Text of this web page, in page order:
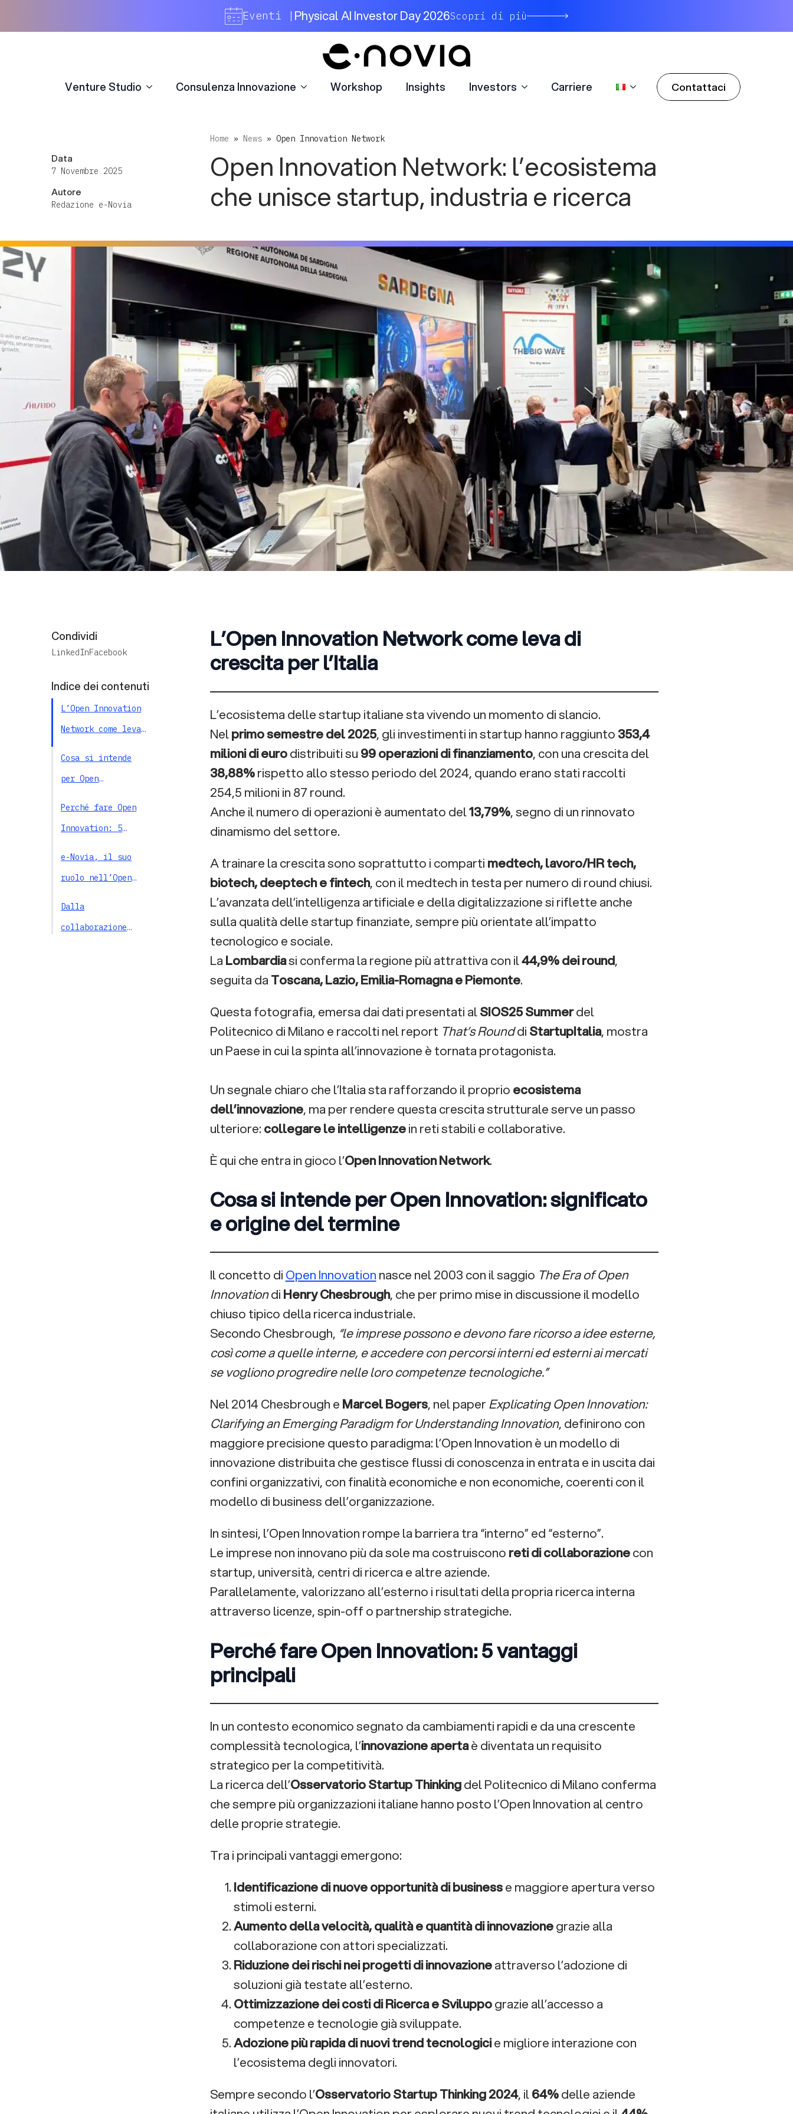
Eventi | Physical AI Investor Day 2026Scopri di più
Venture Studio Consulenza Innovazione Workshop Insights Investors Carriere Contattaci
Data
7 Novembre 2025
Autore
Redazione e-Novia
Home » News» Open Innovation Network
Open Innovation Network: l’ecosistema
che unisce startup, industria e ricerca
Condividi
LinkedInFacebook
Indice dei contenuti
L’Open Innovation
Network come leva
Cosa si intende
per Open
termine
Perché fare Open
Innovation: 5
e-Novia, il suo
ruolo nell’Open
Dalla
collaborazione
L’Open Innovation Network come leva di
crescita per l’Italia
L’ecosistema delle startup italiane sta vivendo un momento di slancio.
Nelprimo semestre del 2025, gli investimenti in startup hanno raggiunto 353,4
milioni di eurodistribuiti su 99 operazioni di finanziamento, con una crescita del
38,88%rispetto allo stesso periodo del 2024, quando erano stati raccolti
254,5 milioni in 87 round.
Anche il numero di operazioni è aumentato del13,79%, segno di un rinnovato
dinamismo del settore.
A trainare la crescita sono soprattutto i comparti medtech, lavoro/HR tech,
biotech, deeptech e fintech, con il medtech in testa per numero di round chiusi.
L’avanzata dell’intelligenza artificiale e della digitalizzazione si riflette anche
sulla qualità delle startup finanziate, sempre più orientate all’impatto
tecnologico e sociale.
La Lombardiasi conferma la regione più attrattiva con il44,9% dei round,
seguita da Toscana, Lazio, Emilia-Romagna e Piemonte.
Questa fotografia, emersa dai dati presentati alSIOS25 Summerdel
Politecnico di Milano e raccolti nel report That’s Rounddi StartupItalia, mostra
un Paese in cui la spinta all’innovazione è tornata protagonista.
Un segnale chiaro che l’Italia sta rafforzando il proprio ecosistema
dell’innovazione, ma per rendere questa crescita strutturale serve un passo
ulteriore: collegare le intelligenzein reti stabili e collaborative.
È qui che entra in gioco l’Open Innovation Network.
Cosa si intende per Open Innovation: significato
e origine del termine
Il concetto di Open Innovation nasce nel 2003 con il saggio The Era of Open
Innovationdi Henry Chesbrough, che per primo mise in discussione il modello
chiuso tipico della ricerca industriale.
Secondo Chesbrough, “le imprese possono e devono fare ricorso a idee esterne,
così come a quelle interne, e accedere con percorsi interni ed esterni ai mercati
se vogliono progredire nelle loro competenze tecnologiche.”
Nel 2014 Chesbrough e Marcel Bogers, nel paper Explicating Open Innovation:
Clarifying an Emerging Paradigm for Understanding Innovation, definirono con
maggiore precisione questo paradigma: l’Open Innovation è un modello di
innovazione distribuita che gestisce flussi di conoscenza in entrata e in uscita dai
confini organizzativi, con finalità economiche e non economiche, coerenti con il
modello di business dell’organizzazione.
In sintesi, l’Open Innovation rompe la barriera tra “interno” ed “esterno”.
Le imprese non innovano più da sole ma costruiscono reti di collaborazionecon
startup, università, centri di ricerca e altre aziende.
Parallelamente, valorizzano all’esterno i risultati della propria ricerca interna
attraverso licenze, spin-off o partnership strategiche.
Perché fare Open Innovation: 5 vantaggi
principali
In un contesto economico segnato da cambiamenti rapidi e da una crescente
complessità tecnologica, l’innovazione apertaè diventata un requisito
strategico per la competitività.
La ricerca dell’Osservatorio Startup Thinkingdel Politecnico di Milano conferma
che sempre più organizzazioni italiane hanno posto l’Open Innovation al centro
delle proprie strategie.
Tra i principali vantaggi emergono:
Identificazione di nuove opportunità di businesse maggiore apertura verso
stimoli esterni.
Aumento della velocità, qualità e quantità di innovazionegrazie alla
collaborazione con attori specializzati.
Riduzione dei rischi nei progetti di innovazioneattraverso l’adozione di
soluzioni già testate all’esterno.
Ottimizzazione dei costi di Ricerca e Sviluppograzie all’accesso a
competenze e tecnologie già sviluppate.
Adozione più rapida di nuovi trend tecnologicie migliore interazione con
l’ecosistema degli innovatori.
Sempre secondo l’Osservatorio Startup Thinking 2024, il64%delle aziende